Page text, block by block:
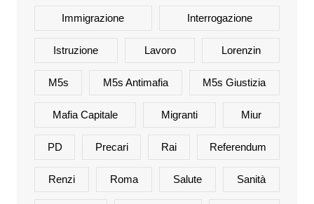
Immigrazione Interrogazione
Istruzione Lavoro Lorenzin
M5s M5s Antimafia M5s Giustizia
Mafia Capitale Migranti Miur
PD Precari Rai Referendum
Renzi Roma Salute Sanità